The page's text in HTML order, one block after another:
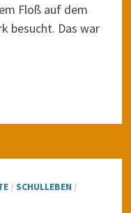
Floß auf dem
besucht. Das war
/ SCHULLEBEN /